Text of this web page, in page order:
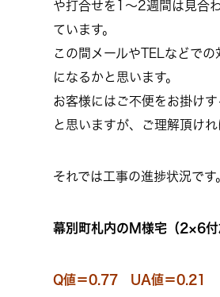
や打合せを1～2週間は見合
ています。
この間メールやTELなどでの
になるかと思います。
お客様にはご不便をお掛け
と思いますが、ご理解頂けれ
それでは工事の進捗状況です
幕別町札内のM様宅（2×6付
Q値＝0.77 UA値＝0.21